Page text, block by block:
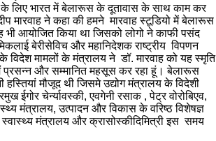
के लिए भारत में बेलारूस के दूतावास के साथ काम कर
मारवाह ने कहा की हमने मारवाह स्टूडियो में बेलारूस
भी आयोजित किया था जिसको लोगो ने काफी पसंद
बेरीसेविच और महानिदेशक राष्ट्रीय विपणन
मामलों के मंत्रालय ने डॉ. मारवाह को यह स्मृति
प्रसन्न और सम्मानित महसूस कर रहा हूं। बेलारूस
हस्तियां मौजूद थी जिसमे उद्योग मंत्रालय के विदेशी
ईगोर चेर्न्यावस्की, एवगेनी रसाक , पेट्र वोरोबिएव,
मंत्रालय, उत्पादन और विकास के वरिष्ठ विशेषज्ञ
स्वास्थ्य मंत्रालय और क्रासोस्कीदिमित्री इस समय